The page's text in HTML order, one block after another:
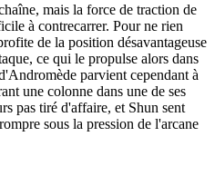
mais la force de traction de
à contrecarrer. Pour ne rien
de la position désavantageuse
ce qui le propulse alors dans
parvient cependant à
une colonne dans une de ses
pas tiré d'affaire, et Shun sent
sous la pression de l'arcane